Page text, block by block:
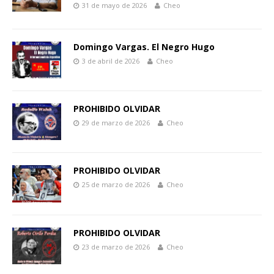
31 de mayo de 2026 Cheo
Domingo Vargas. El Negro Hugo
3 de abril de 2026 Cheo
PROHIBIDO OLVIDAR
29 de marzo de 2026 Cheo
PROHIBIDO OLVIDAR
25 de marzo de 2026 Cheo
PROHIBIDO OLVIDAR
23 de marzo de 2026 Cheo